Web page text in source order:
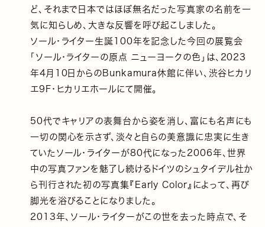
ど、それまで日本ではほぼ無名だった写真家の名前を一
気に知らしめ、大きな反響を呼び起こしました。
ソール・ライター生誕100年を記念した今回の展覧会
「ソール・ライターの原点 ニューヨークの色」は、2023
年4月10日からのBunkamura休館に伴い、渋谷ヒカリ
エ9F・ヒカリエホールにて開催。
50代でキャリアの表舞台から姿を消し、富にも名声にも
一切の関心を示さず、淡々と自らの美意識に忠実に生き
ていたソール・ライターが80代になった2006年、世界
中の写真ファンを魅了し続けるドイツのシュタイデル社か
ら刊行された初の写真集『Early Color』によって、再び
脚光を浴びることになりました。
2013年、ソール・ライターがこの世を去った時点で、そ